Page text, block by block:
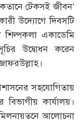
টেকসই জীবন’
উদ্যোগে দিবসটি
একাডেমি
উদ্বোধন করেন
সহযোগিতায়
কার্যালয়।
আলোচনা